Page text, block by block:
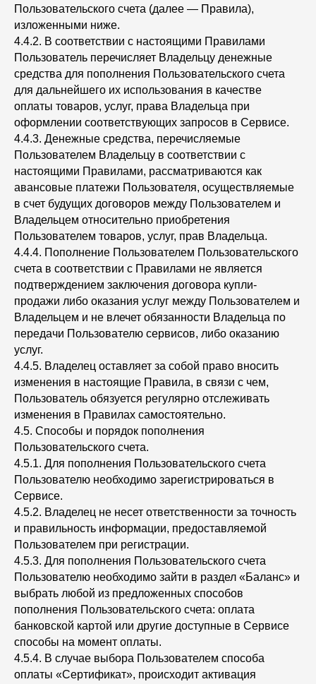
Пользовательского счета (далее — Правила),
изложенными ниже.
4.4.2. В соответствии с настоящими Правилами
Пользователь перечисляет Владельцу денежные
средства для пополнения Пользовательского счета
для дальнейшего их использования в качестве
оплаты товаров, услуг, права Владельца при
оформлении соответствующих запросов в Сервисе.
4.4.3. Денежные средства, перечисляемые
Пользователем Владельцу в соответствии с
настоящими Правилами, рассматриваются как
авансовые платежи Пользователя, осуществляемые
в счет будущих договоров между Пользователем и
Владельцем относительно приобретения
Пользователем товаров, услуг, прав Владельца.
4.4.4. Пополнение Пользователем Пользовательского
счета в соответствии с Правилами не является
подтверждением заключения договора купли-
продажи либо оказания услуг между Пользователем и
Владельцем и не влечет обязанности Владельца по
передачи Пользователю сервисов, либо оказанию
услуг.
4.4.5. Владелец оставляет за собой право вносить
изменения в настоящие Правила, в связи с чем,
Пользователь обязуется регулярно отслеживать
изменения в Правилах самостоятельно.
4.5. Способы и порядок пополнения
Пользовательского счета.
4.5.1. Для пополнения Пользовательского счета
Пользователю необходимо зарегистрироваться в
Сервисе.
4.5.2. Владелец не несет ответственности за точность
и правильность информации, предоставляемой
Пользователем при регистрации.
4.5.3. Для пополнения Пользовательского счета
Пользователю необходимо зайти в раздел «Баланс» и
выбрать любой из предложенных способов
пополнения Пользовательского счета: оплата
банковской картой или другие доступные в Сервисе
способы на момент оплаты.
4.5.4. В случае выбора Пользователем способа
оплаты «Сертификат», происходит активация